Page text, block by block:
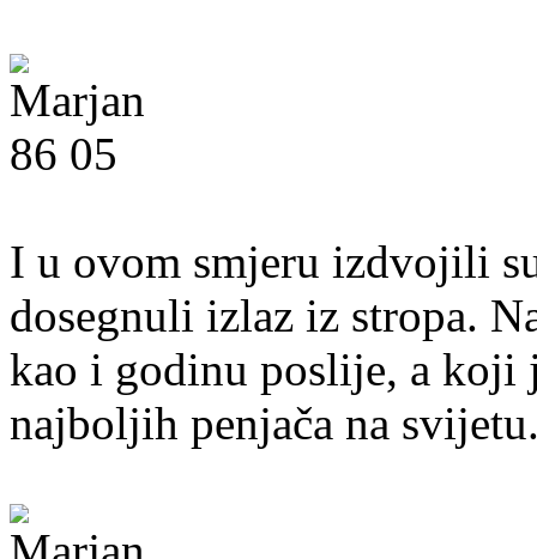
I u ovom smjeru izdvojili
dosegnuli izlaz iz stropa.
kao i godinu poslije, a koji
najboljih penjača na